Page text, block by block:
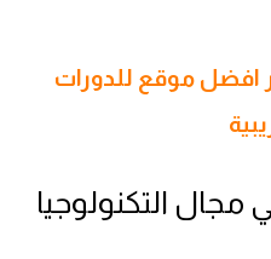
افضل موقع للدورات
التكنولوجيا